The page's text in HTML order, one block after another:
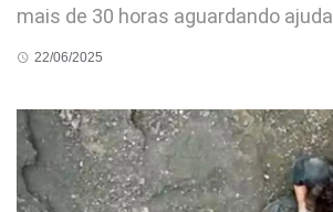
mais de 30 horas aguardando ajuda
22/06/2025